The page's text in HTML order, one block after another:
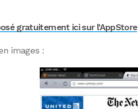
gratuitement ici sur l’AppStore
images :